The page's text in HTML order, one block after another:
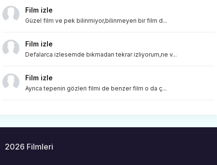
Film izle
Güzel film ve pek bilinmiyor,bilinmeyen bir film d...
Film izle
Defalarca izlesemde bıkmadan tekrar izliyorum,ne v...
Film izle
Ayrıca tepenin gözleri filmi de benzer film o da ç...
2026 Filmleri